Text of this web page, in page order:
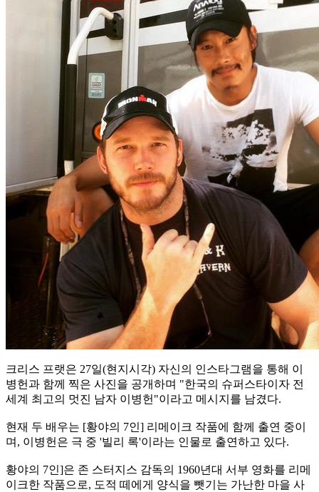
크리스 프랫은 27일(현지시각) 자신의 인스타그램을 통해 이
병헌과 함께 찍은 사진을 공개하며 "한국의 슈퍼스타이자 전
세계 최고의 멋진 남자 이병헌"이라고 메시지를 남겼다.
현재 두 배우는 [황야의 7인] 리메이크 작품에 함께 출연 중이
며, 이병헌은 극 중 '빌리 록'이라는 인물로 출연하고 있다.
황야의 7인]은 존 스터지스 감독의 1960년대 서부 영화를 리메
이크한 작품으로, 도적 떼에게 양식을 뺏기는 가난한 마을 사